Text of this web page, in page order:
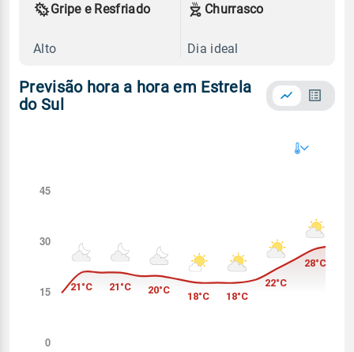
Gripe e Resfriado
Alto
Churrasco
Dia ideal
Previsão hora a hora em Estrela
do Sul